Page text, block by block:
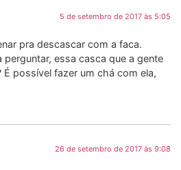
5 de setembro de 2017 às 5:05
pra descascar com a faca.
perguntar, essa casca que a gente
É possível fazer um chá com ela,
26 de setembro de 2017 às 9:08